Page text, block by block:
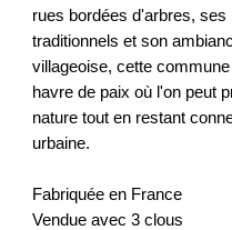
rues bordées d'arbres, ses
traditionnels et son
villageoise, cette
havre de paix où l'on peut
nature tout en restant
urbaine.
Fabriquée en France
Vendue avec 3 clous